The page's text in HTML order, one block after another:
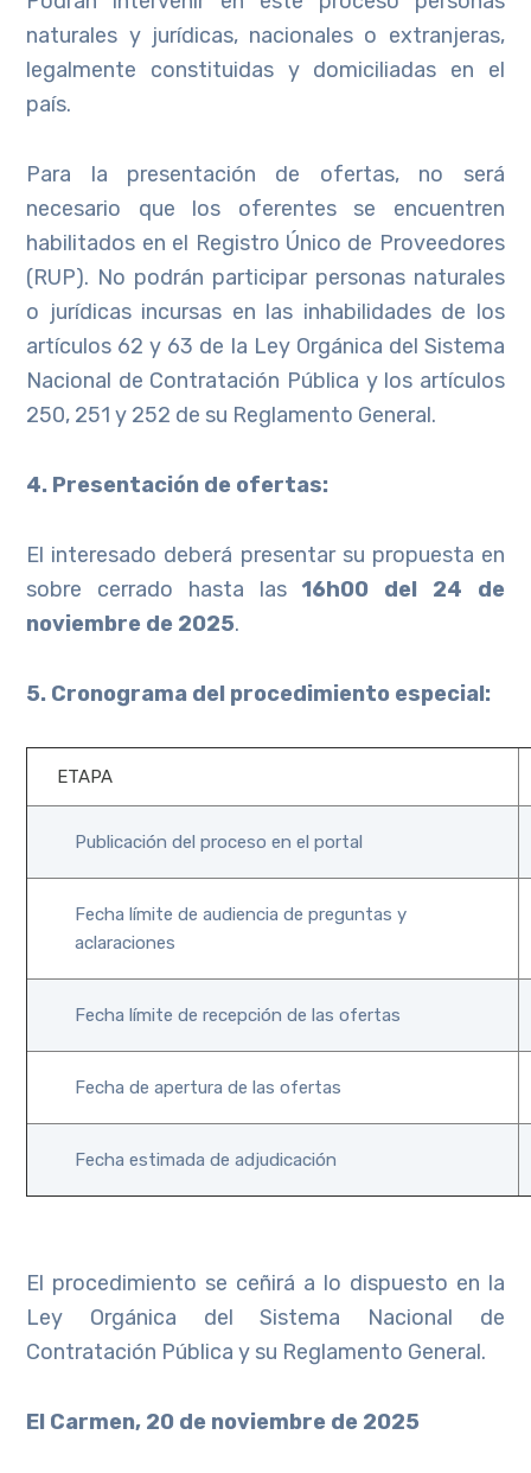
naturales y jurídicas, nacionales o extranjeras,
legalmente constituidas y domiciliadas en el
país.
Para la presentación de ofertas, no será
necesario que los oferentes se encuentren
habilitados en el Registro Único de Proveedores
(RUP). No podrán participar personas naturales
o jurídicas incursas en las inhabilidades de los
artículos 62 y 63 de la Ley Orgánica del Sistema
Nacional de Contratación Pública y los artículos
250, 251 y 252 de su Reglamento General.
4. Presentación de ofertas:
El interesado deberá presentar su propuesta en
sobre cerrado hasta las 16h00 del 24 de
noviembre de 2025.
5. Cronograma del procedimiento especial:
ETAPA
Publicación del proceso en el portal
Fecha límite de audiencia de preguntas y
aclaraciones
Fecha límite de recepción de las ofertas
Fecha de apertura de las ofertas
Fecha estimada de adjudicación
El procedimiento se ceñirá a lo dispuesto en la
Ley Orgánica del Sistema Nacional de
Contratación Pública y su Reglamento General.
El Carmen, 20 de noviembre de 2025